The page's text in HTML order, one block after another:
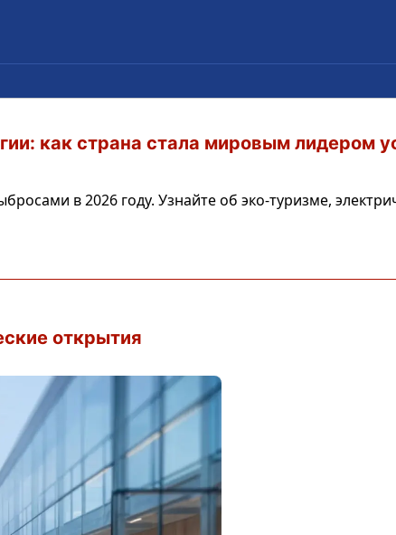
как страна стала мировым лидером
в 2026 году. Узнайте об эко-туризме,
открытия